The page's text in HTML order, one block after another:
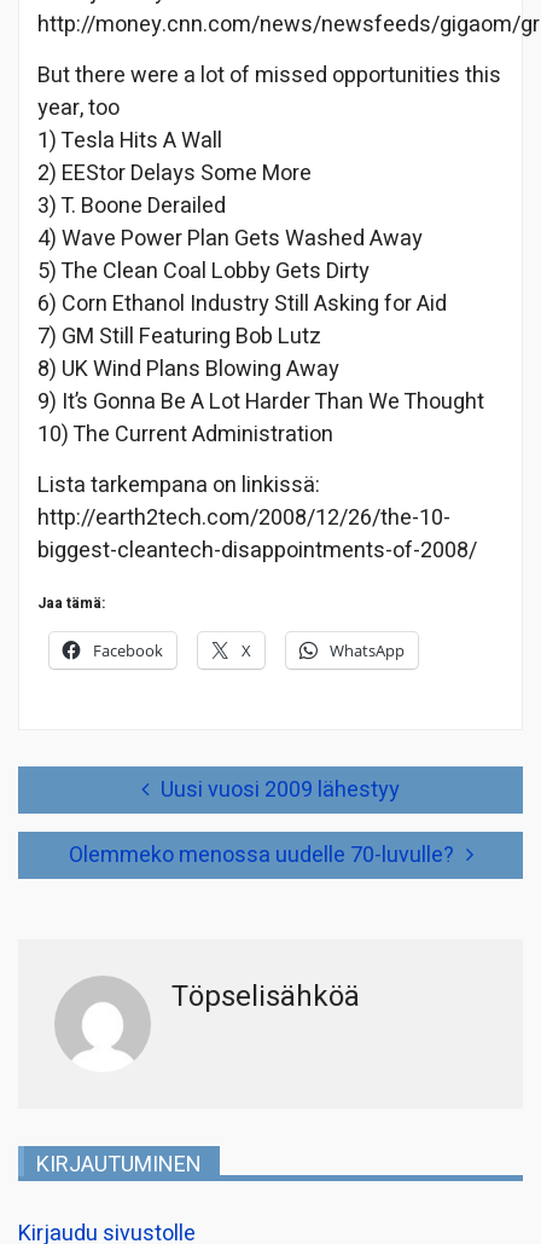
http://money.cnn.com/news/newsfeeds/gigaom/
But there were a lot of missed opportunities this
year, too
1) Tesla Hits A Wall
2) EEStor Delays Some More
3) T. Boone Derailed
4) Wave Power Plan Gets Washed Away
5) The Clean Coal Lobby Gets Dirty
6) Corn Ethanol Industry Still Asking for Aid
7) GM Still Featuring Bob Lutz
8) UK Wind Plans Blowing Away
9) It’s Gonna Be A Lot Harder Than We Thought
10) The Current Administration
Lista tarkempana on linkissä:
http://earth2tech.com/2008/12/26/the-10-
biggest-cleantech-disappointments-of-2008/
Jaa tämä:
Facebook X WhatsApp
Uusi vuosi 2009 lähestyy
Olemmeko menossa uudelle 70-luvulle?
Töpselisähköä
KIRJAUTUMINEN
Kirjaudu sivustolle